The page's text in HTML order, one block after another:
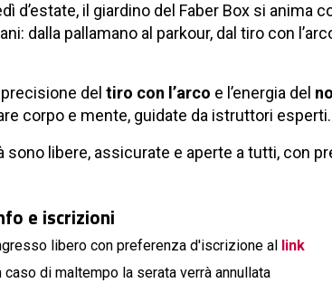
d’estate, il giardino del Faber Box si anima
dalla pallamano al parkour, dal tiro con
del tiro con l’arco e l’energia del
corpo e mente, guidate da istruttori esperti.
sono libere, assicurate e aperte a tutti, con
e iscrizioni
libero con preferenza d'iscrizione al
link
caso di maltempo la serata verrà annullata